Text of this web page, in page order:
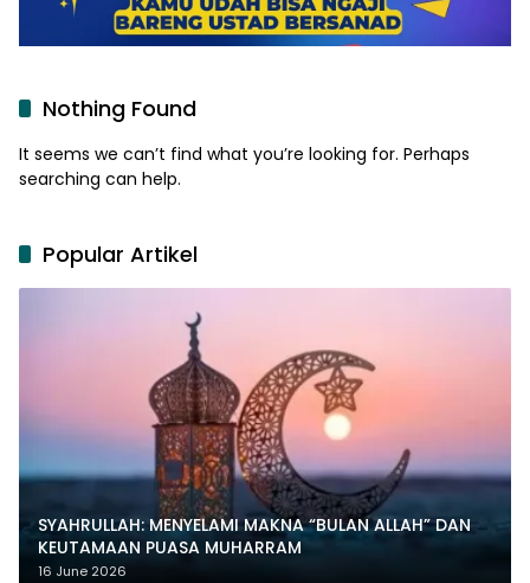
Nothing Found
It seems we can’t find what you’re looking for. Perhaps
searching can help.
Popular Artikel
SYAHRULLAH: MENYELAMI MAKNA “BULAN ALLAH” DAN
KEUTAMAAN PUASA MUHARRAM
16 June 2026